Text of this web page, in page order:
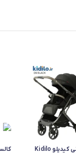
کالسکه چمدانی کیدیلو Kidilo